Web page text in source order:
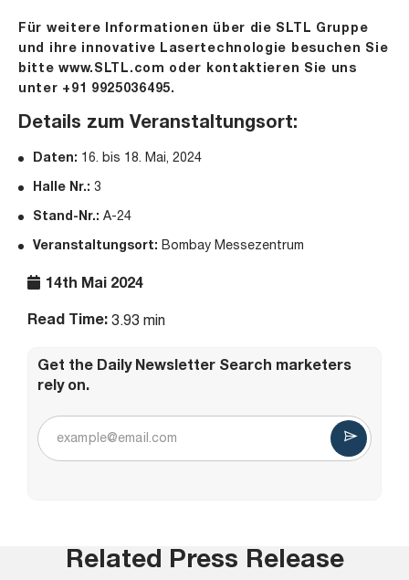
14th Mai 2024
Read Time: 3.93 min
Get the Daily Newsletter Search marketers
rely on.
Für weitere Informationen über die SLTL Gruppe
und ihre innovative Lasertechnologie besuchen Sie
bittewww.SLTL.com oder kontaktieren Sie uns
unter +91 9925036495.
Details zum Veranstaltungsort:
Daten: 16. bis 18. Mai, 2024
Halle Nr.: 3
Stand-Nr.: A-24
Veranstaltungsort: Bombay Messezentrum
Related Press Release